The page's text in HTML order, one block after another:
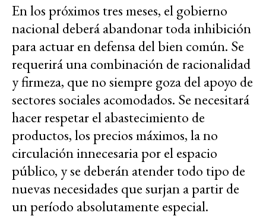
En los próximos tres meses, el gobierno
nacional deberá abandonar toda inhibición
para actuar en defensa del bien común. Se
requerirá una combinación de racionalidad
y firmeza, que no siempre goza del apoyo de
sectores sociales acomodados. Se necesitará
hacer respetar el abastecimiento de
productos, los precios máximos, la no
circulación innecesaria por el espacio
público, y se deberán atender todo tipo de
nuevas necesidades que surjan a partir de
un período absolutamente especial.